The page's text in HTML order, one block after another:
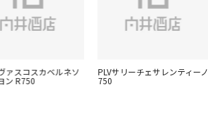
ァスコスカベルネソ
ン R750
PLVサリーチェサレンティーノ
750